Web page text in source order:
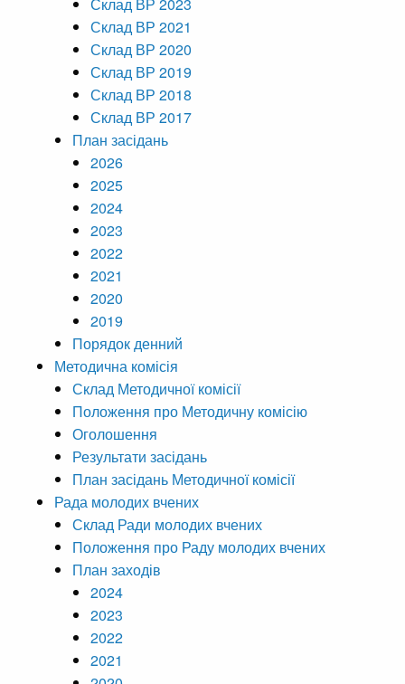
Склад ВР 2021
Склад ВР 2020
Склад ВР 2019
Склад ВР 2018
Склад ВР 2017
План засідань
2026
2025
2024
2023
2022
2021
2020
2019
Порядок денний
Методична комісія
Склад Методичної комісії
Положення про Методичну комісію
Оголошення
Результати засідань
План засідань Методичної комісії
Рада молодих вчених
Склад Ради молодих вчених
Положення про Раду молодих вчених
План заходів
2024
2023
2022
2021